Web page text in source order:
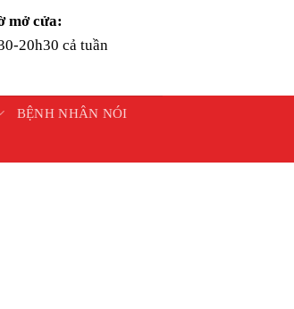
mở cửa:
20h30 cả tuần
BỆNH NHÂN NÓI